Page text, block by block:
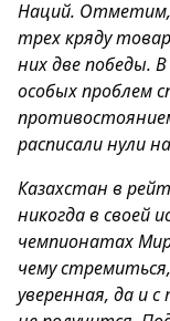
Наций. Отметим,
трех кряду
них две победы.
особых проблем
расписали нули
Казахстан в
никогда в своей
чемпионатах
чему
уверенная, да и